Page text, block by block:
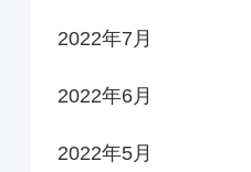
2022年7月
2022年6月
2022年5月